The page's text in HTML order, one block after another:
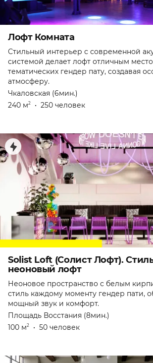
Лофт Комната
Стильный интерьер с современной
системой делает лофт отличным
тематических гендер патy, создавая
атмосферу.
Чкаловская (6мин.)
240 м2 • 250 человек
Solist Loft (Солист Лофт).
неоновый лофт
Неоновое пространство с белым
стиль каждому моменту гендер пати,
мощный звук и комфорт.
Площадь Восстания (8мин.)
100 м2 • 50 человек